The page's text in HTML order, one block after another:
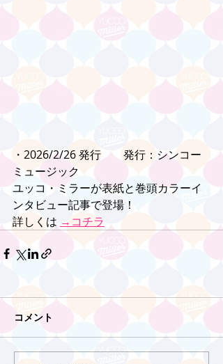
・2026/2/26 発行　　発行：シンコー
ミュージック
ユッコ・ミラーが表紙と巻頭カラーイ
ンタビュー記事で登場！
詳しくは →コチラ
コメント